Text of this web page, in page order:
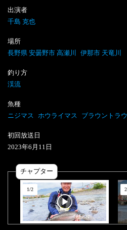
出演者
千島 克也
場所
長野県 安曇野市 高瀬川
伊那市 天竜川
釣り方
渓流
魚種
ニジマス ホウライマス ブラウントラ
初回放送日
2023年6 月 11 日
チャプター
1/2 2